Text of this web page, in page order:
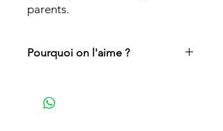
parents.
Pourquoi on l'aime ?
après le baptème.
100 % personnalisée pour refléter